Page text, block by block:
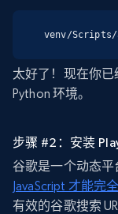
venv/
太好了！现在你
Python 环境。
步骤 #2：安装
谷歌是一个动态平
JavaScript 才能完
有效的谷歌搜索